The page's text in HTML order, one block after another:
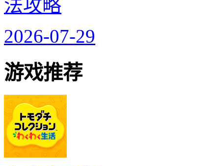
法攻略
2026-07-29
游戏推荐